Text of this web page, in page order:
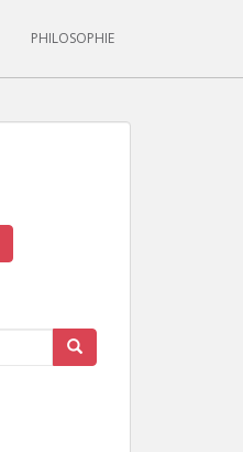
PHILOSOPHIE